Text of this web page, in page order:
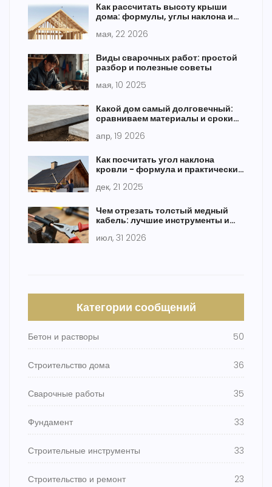
Как рассчитать высоту крыши
дома: формулы, углы наклона и
мая, 22 2026
Виды сварочных работ: простой
разбор и полезные советы
мая, 10 2025
Какой дом самый долговечный:
сравниваем материалы и сроки
апр, 19 2026
Как посчитать угол наклона
кровли - формула и практические
дек, 21 2025
Чем отрезать толстый медный
кабель: лучшие инструменты и
июл, 31 2026
Категории сообщений
Бетон и растворы 50
Строительство дома 36
Сварочные работы 35
Фундамент 33
Строительные инструменты 33
Строительство и ремонт 23